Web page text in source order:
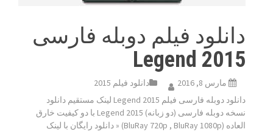
دانلود فیلم دوبله فارسی
Legend 2015
مارس 8, 2016
دانلود فیلم 2015
دانلود دوبله فارسی فیلم Legend 2015 لینک مستقیم دانلود
نسخه دوبله فارسی (دو زبانه) Legend 2015 با دو کیفیت خارق
العاده (BluRay 720p , BluRay 1080p) « دانلود رایگان با لینک